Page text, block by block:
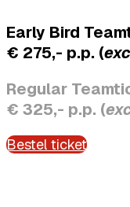
Early Bird
€ 275,- p.p. (
Regular
€ 325,- p.p. (
Bestel ticket